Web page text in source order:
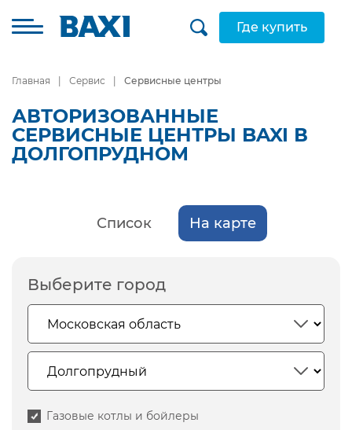
Где купить
Главная Сервис Сервисные центры
АВТОРИЗОВАННЫЕ
СЕРВИСНЫЕ ЦЕНТРЫ BAXI В
ДОЛГОПРУДНОМ
Список На карте
Выберите город
Газовые котлы и бойлеры